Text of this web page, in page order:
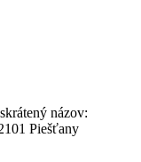
názov:
Piešťany